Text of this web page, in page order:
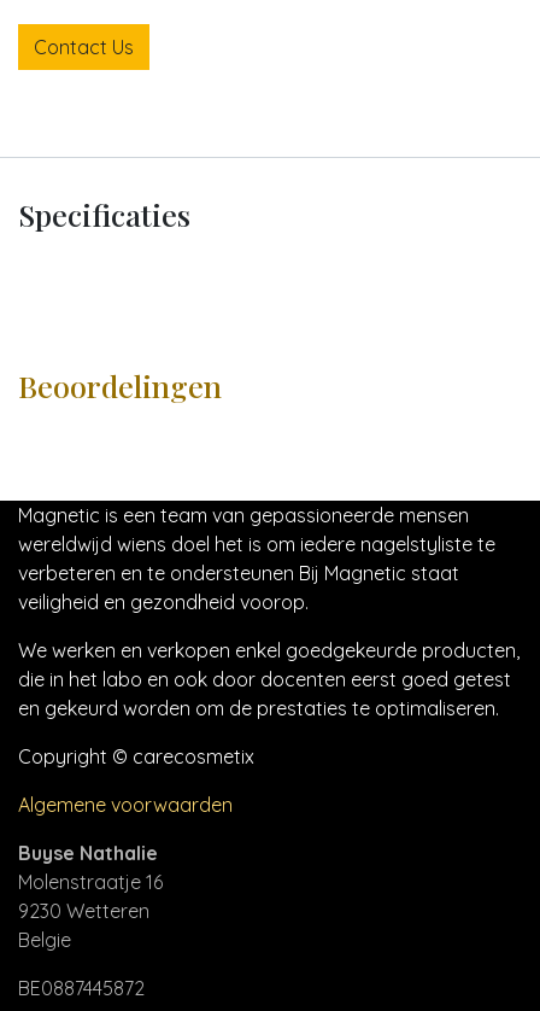
Contact Us
Specificaties
Beoordelingen
Magnetic is een team van gepassioneerde mensen
wereldwijd wiens doel het is om iedere nagelstyliste te
verbeteren en te ondersteunen Bij Magnetic staat
veiligheid en gezondheid voorop.
We werken en verkopen enkel goedgekeurde producten,
die in het labo en ook door docenten eerst goed getest
en gekeurd worden om de prestaties te optimaliseren.
Copyright © carecosmetix
Algemene voorwaarden
Buyse Nathalie
Molenstraatje 16
9230 Wetteren
Belgie
BE0887445872